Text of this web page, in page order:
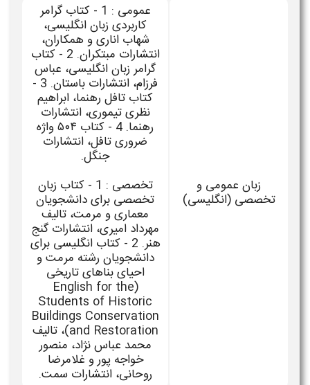
زبان عمومی و
تخصصی (انگلیسی)
عمومی : 1 - کتاب گرامر
کاربردی زبان انگلیسی،
شهاب اناری و همکاران،
انتشارات مبتکران. 2 - کتاب
گرامر زبان انگلیسی، عباس
فرزام، انتشارات باستان. 3 -
کتاب تافل رهنما، ابراهیم
نظری تیموری، انتشارات
رهنما. 4 - کتاب ۵۰۴ واژه
ضروری تافل، انتشارات
جنگل.
تخصصی : 1 - کتاب زبان
تخصصی برای دانشجویان
معماری و مرمت، تالیف
مهرداد امیری، انتشارات گنج
هنر. 2 - کتاب انگلیسی برای
دانشجویان رشته مرمت و
احیای بناهای تاریخی
(English for the
Students of Historic
Buildings Conservation
and Restoration)، تالیف
محمد عباس نژاد، منصور
خواجه پور و غلامرضا
روحانی، انتشارات سمت.